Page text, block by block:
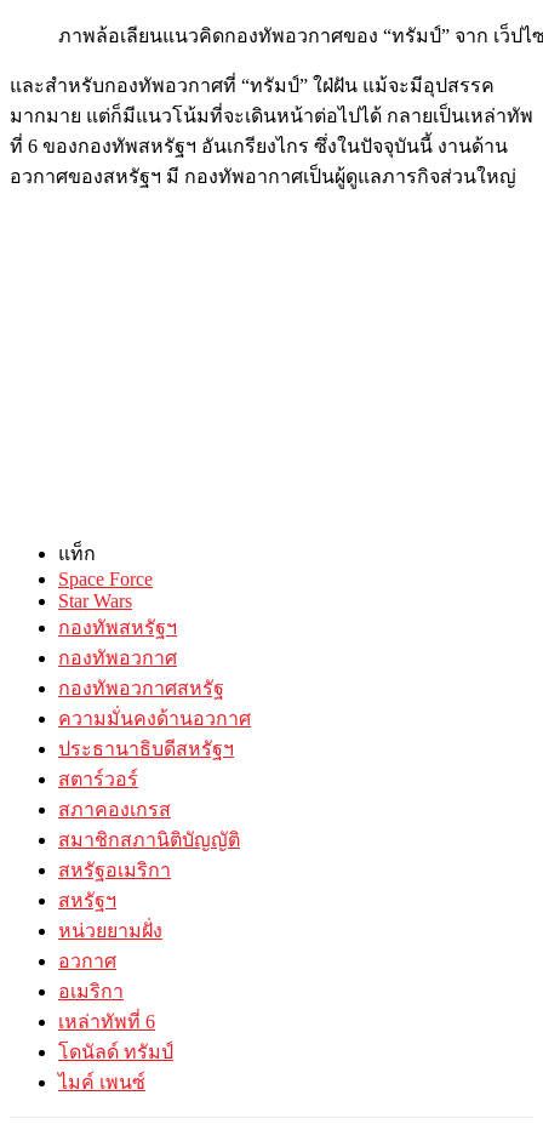
ภาพล้อเลียนแนวคิดกองทัพอวกาศของ “ทรัมป์” จาก เว็ปไซ
และสำหรับกองทัพอวกาศที่ “ทรัมป์” ใฝ่ฝัน แม้จะมีอุปสรรค
มากมาย แต่ก็มีแนวโน้มที่จะเดินหน้าต่อไปได้ กลายเป็นเหล่าทัพ
ที่ 6 ของกองทัพสหรัฐฯ อันเกรียงไกร ซึ่งในปัจจุบันนี้ งานด้าน
อวกาศของสหรัฐฯ มี กองทัพอากาศเป็นผู้ดูแลภารกิจส่วนใหญ่
แท็ก
Space Force
Star Wars
กองทัพสหรัฐฯ
กองทัพอวกาศ
กองทัพอวกาศสหรัฐ
ความมั่นคงด้านอวกาศ
ประธานาธิบดีสหรัฐฯ
สตาร์วอร์
สภาคองเกรส
สมาชิกสภานิติบัญญัติ
สหรัฐอเมริกา
สหรัฐฯ
หน่วยยามฝั่ง
อวกาศ
อเมริกา
เหล่าทัพที่ 6
โดนัลด์ ทรัมป์
ไมค์ เพนซ์